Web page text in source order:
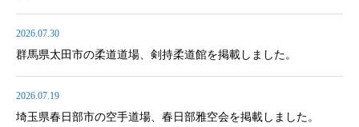
2026.07.30
群馬県太田市の柔道道場、剣持柔道館を掲載しました。
2026.07.19
埼玉県春日部市の空手道場、春日部雅空会を掲載しました。